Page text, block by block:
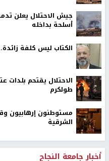
جيش الاحتلال يعلن
أسلحة بداخله
الكتاب ليس كلفة
الاحتلال يقتحم بلدات
طولكرم
مستوطنون إرهابيون
الشرقية
أخبار جامعة النجاح